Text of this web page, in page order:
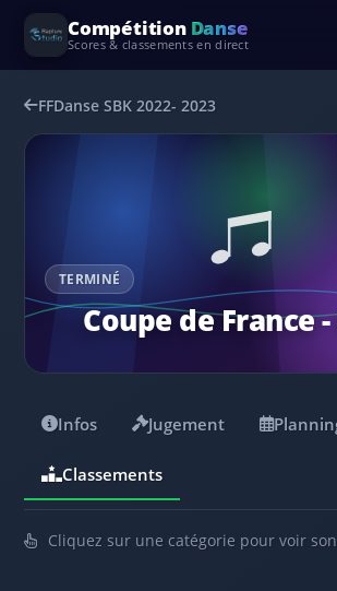
Compétition Danse
Scores & classements en direct
FFDanse SBK 2022- 2023
TERMINÉ
Coupe de France
Infos Jugement
Classements
Cliquez sur une catégorie pour voir